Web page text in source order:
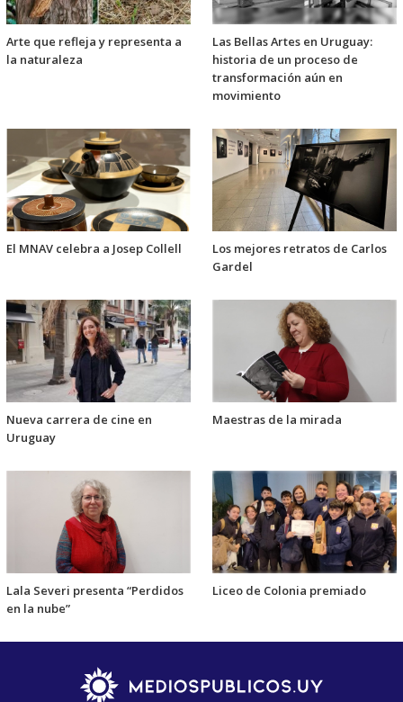
Arte que refleja y representa a
la naturaleza
Las Bellas Artes en Uruguay:
historia de un proceso de
transformación aún en
movimiento
El MNAV celebra a Josep Collell
Los mejores retratos de Carlos
Gardel
Nueva carrera de cine en
Uruguay
Maestras de la mirada
Lala Severi presenta “Perdidos
en la nube”
Liceo de Colonia premiado